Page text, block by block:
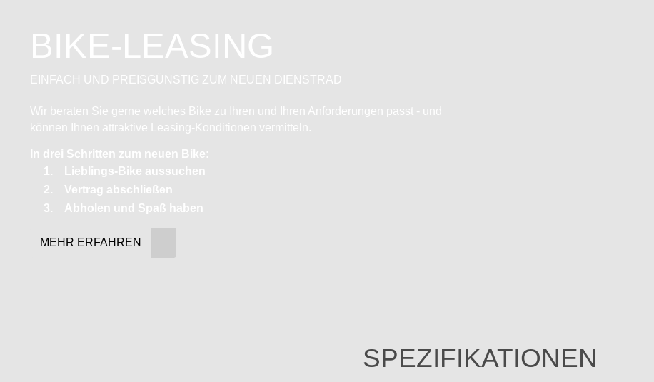
BIKE-LEASING
EINFACH UND PREISGÜNSTIG ZUM NEUEN DIENSTRAD
Wir beraten Sie gerne welches Bike zu Ihren und Ihren Anforderungen passt - und
können Ihnen attraktive Leasing-Konditionen vermitteln.
In drei Schritten zum neuen Bike:
Lieblings-Bike aussuchen
Vertrag abschließen
Abholen und Spaß haben
MEHR ERFAHREN
SPEZIFIKATIONEN